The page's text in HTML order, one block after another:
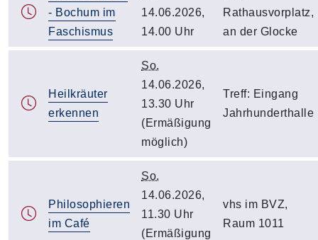
- Bochum im
Faschismus
14.06.2026,
14.00 Uhr
Rathausvorplatz,
an der Glocke
Heilkräuter
erkennen
So.
14.06.2026,
13.30 Uhr
(Ermäßigung
möglich)
Treff: Eingang
Jahrhunderthalle
Philosophieren
im Café
So.
14.06.2026,
11.30 Uhr
(Ermäßigung
vhs im BVZ,
Raum 1011